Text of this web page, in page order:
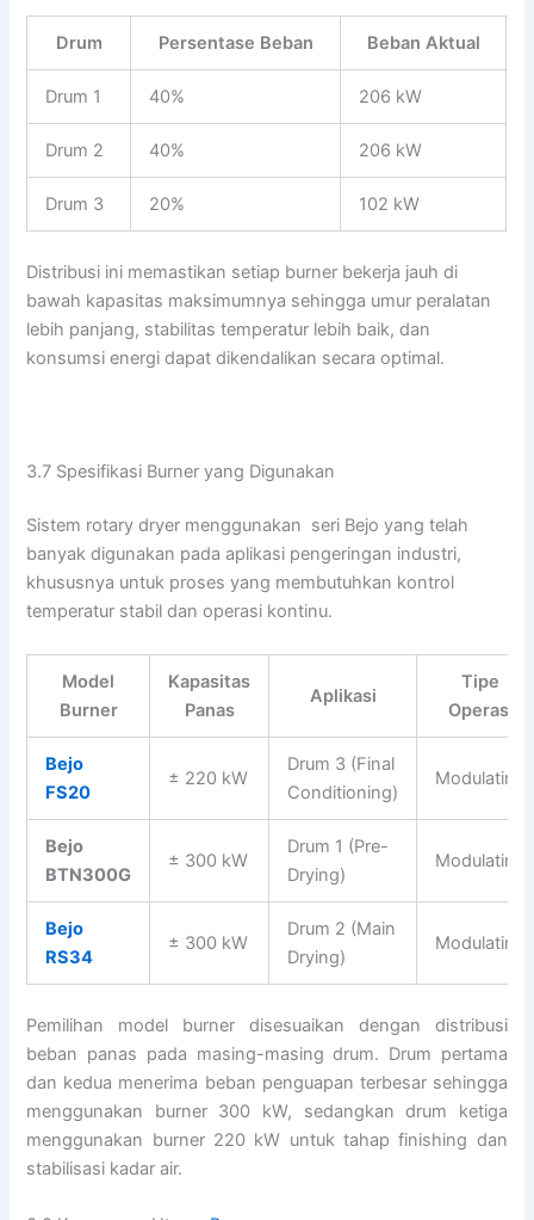
Drum Persentase Beban Beban Aktual
Drum 1 40% 206 kW
Drum 2 40% 206 kW
Drum 3 20% 102 kW
Distribusi ini memastikan setiap burner bekerja jauh di
bawah kapasitas maksimumnya sehingga umur peralatan
lebih panjang, stabilitas temperatur lebih baik, dan
konsumsi energi dapat dikendalikan secara optimal.
3.7 Spesifikasi Burner yang Digunakan
Sistem rotary dryer menggunakan seri Bejo yang telah
banyak digunakan pada aplikasi pengeringan industri,
khususnya untuk proses yang membutuhkan kontrol
temperatur stabil dan operasi kontinu.
Model
Burner
Kapasitas
Panas
Aplikasi
Tipe
Operasi
Bejo
FS20
± 220 kW
Drum 3 (Final
Conditioning)
Modulating
Bejo
BTN300G
± 300 kW
Drum 1 (Pre-
Drying)
Modulating
Bejo
RS34
± 300 kW
Drum 2 (Main
Drying)
Modulating
Pemilihan model burner disesuaikan dengan distribusi
beban panas pada masing-masing drum. Drum pertama
dan kedua menerima beban penguapan terbesar sehingga
menggunakan burner 300 kW, sedangkan drum ketiga
menggunakan burner 220 kW untuk tahap finishing dan
stabilisasi kadar air.